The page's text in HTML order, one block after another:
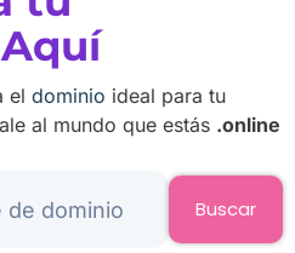
el dominio ideal para tu
al mundo que estás .online